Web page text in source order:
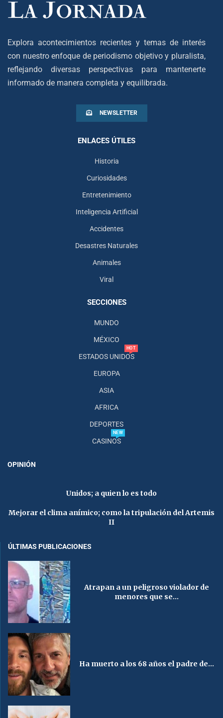
Explora acontecimientos recientes y temas de interés
con nuestro enfoque de periodismo objetivo y pluralista,
reflejando diversas perspectivas para mantenerte
informado de manera completa y equilibrada.
NEWSLETTER
ENLACES ÚTILES
Historia
Curiosidades
Entretenimiento
Inteligencia Artificial
Accidentes
Desastres Naturales
Animales
Viral
SECCIONES
MUNDO
MÉXICO
ESTADOS UNIDOS
HOT
EUROPA
ASIA
AFRICA
DEPORTES
CASINOS
NEW
OPINIÓN
Unidos; a quien lo es todo
Mejorar el clima anímico; como la tripulación del Artemis
II
ÚLTIMAS PUBLICACIONES
Atrapan a un peligroso violador de
menores que se...
Ha muerto a los 68 años el padre de...